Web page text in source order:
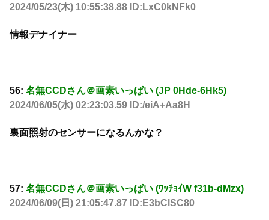
2024/05/23(木) 10:55:38.88 ID:LxC0kNFk0
情報デナイナー
56: 名無CCDさん＠画素いっぱい (JP 0Hde-6Hk5)
2024/06/05(水) 02:23:03.59 ID:/eiA+Aa8H
裏面照射のセンサーになるんかな？
57: 名無CCDさん＠画素いっぱい (ﾜｯﾁｮｲW f31b-dMzx)
2024/06/09(日) 21:05:47.87 ID:E3bClSC80